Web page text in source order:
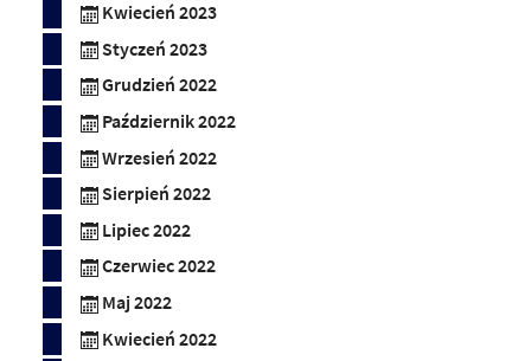
Kwiecień 2023
Styczeń 2023
Grudzień 2022
Październik 2022
Wrzesień 2022
Sierpień 2022
Lipiec 2022
Czerwiec 2022
Maj 2022
Kwiecień 2022